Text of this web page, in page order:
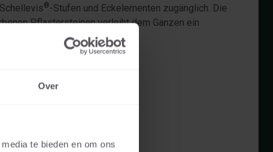
Over
te bieden en om ons
®-Stufen und Eckelementen zugänglich. Die
Pflastersteinen verleiht dem Ganzen ein
dem markanten Haus passt.